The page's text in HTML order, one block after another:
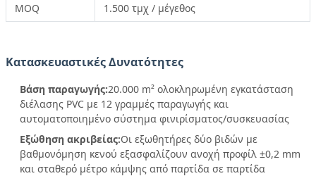
MOQ
1.500 τμχ / μέγεθος
Κατασκευαστικές Δυνατότητες
Βάση παραγωγής:20.000 m² ολοκληρωμένη εγκατάσταση
διέλασης PVC με 12 γραμμές παραγωγής και
αυτοματοποιημένο σύστημα φινιρίσματος/συσκευασίας
Εξώθηση ακριβείας:Οι εξωθητήρες δύο βιδών με
βαθμονόμηση κενού εξασφαλίζουν ανοχή προφίλ ±0,2 mm
και σταθερό μέτρο κάμψης από παρτίδα σε παρτίδα